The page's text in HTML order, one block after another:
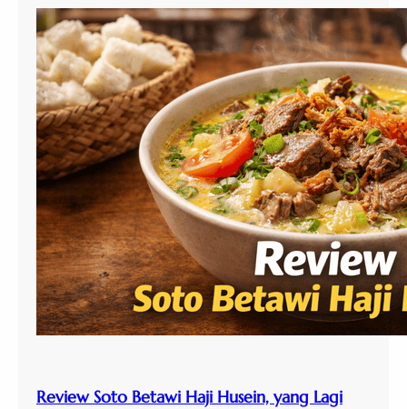
Review Soto Betawi Haji Husein, yang Lagi